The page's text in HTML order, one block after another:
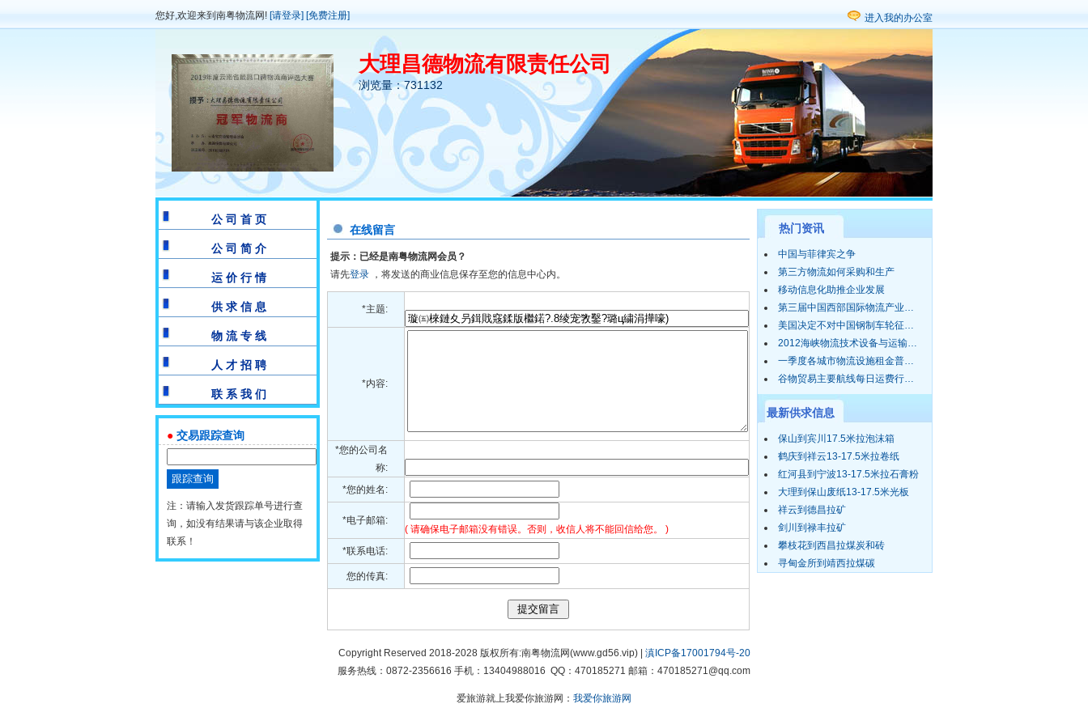
您好,欢迎来到南粤物流网! [请登录] [免费注册] 进入我的办公室
大理昌德物流有限责任公司
浏览量：731132
公 司 首 页
公 司 简 介
运 价 行 情
供 求 信 息
物 流 专 线
人 才 招 聘
联 系 我 们
● 交易跟踪查询
注：请输入发货跟踪单号进行查
询，如没有结果请与该企业取得
联系！
在线留言
提示：已经是南粤物流网会员？
请先登录 ，将发送的商业信息保存至您的信息中心内。
*主题:
*内容:
*您的公司名
称:
*您的姓名:
*电子邮箱:
( 请确保电子邮箱没有错误。否则，收信人将不能回信给您。 )
*联系电话:
您的传真:
热门资讯
中国与菲律宾之争
第三方物流如何采购和生产
移动信息化助推企业发展
第三届中国西部国际物流产业…
美国决定不对中国钢制车轮征…
2012海峡物流技术设备与运输…
一季度各城市物流设施租金普…
谷物贸易主要航线每日运费行…
最新供求信息
保山到宾川17.5米拉泡沫箱
鹤庆到祥云13-17.5米拉卷纸
红河县到宁波13-17.5米拉石膏粉
大理到保山废纸13-17.5米光板
祥云到德昌拉矿
剑川到禄丰拉矿
攀枝花到西昌拉煤炭和砖
寻甸金所到靖西拉煤碳
Copyright Reserved 2018-2028 版权所有:南粤物流网(www.gd56.vip) | 滇ICP备17001794号-20
服务热线：0872-2356616 手机：13404988016 QQ：470185271 邮箱：470185271@qq.com
爱旅游就上我爱你旅游网： 我爱你旅游网